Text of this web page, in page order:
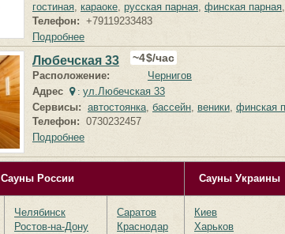
гостиная, караоке, русская парная, финская парная,
Телефон: +79119233483
Подробнее
Любечская 33 $/час
4
Расположение:
Чернигов
Адрес
: ул.Любечская 33
Сервисы: автостоянка, бассейн, веники, финская
Телефон: 0730232457
Подробнее
Сауны России Сауны Украины
Челябинск
Ростов-на-Дону
Саратов
Краснодар
Киев
Харьков